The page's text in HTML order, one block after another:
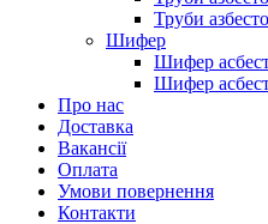
Труби
Шифер
Шифер
Шифер
Про нас
Доставка
Вакансії
Оплата
Умови повернення
Контакти